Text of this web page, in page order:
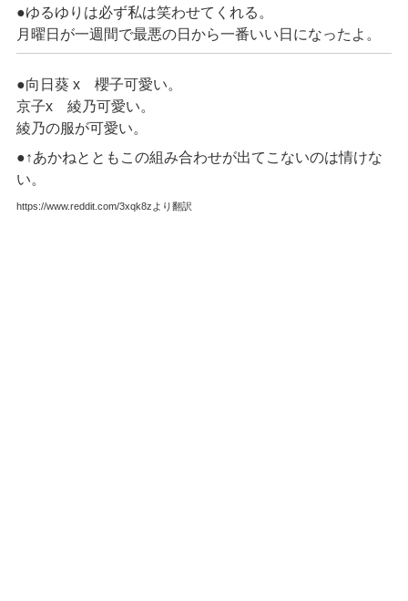
●ゆるゆりは必ず私は笑わせてくれる。
月曜日が一週間で最悪の日から一番いい日になったよ。
●向日葵 x櫻子可愛い。
京子x綾乃可愛い。
綾乃の服が可愛い。
●↑あかねとともこの組み合わせが出てこないのは情けな
い。
https://www.reddit.com/3xqk8zより翻訳